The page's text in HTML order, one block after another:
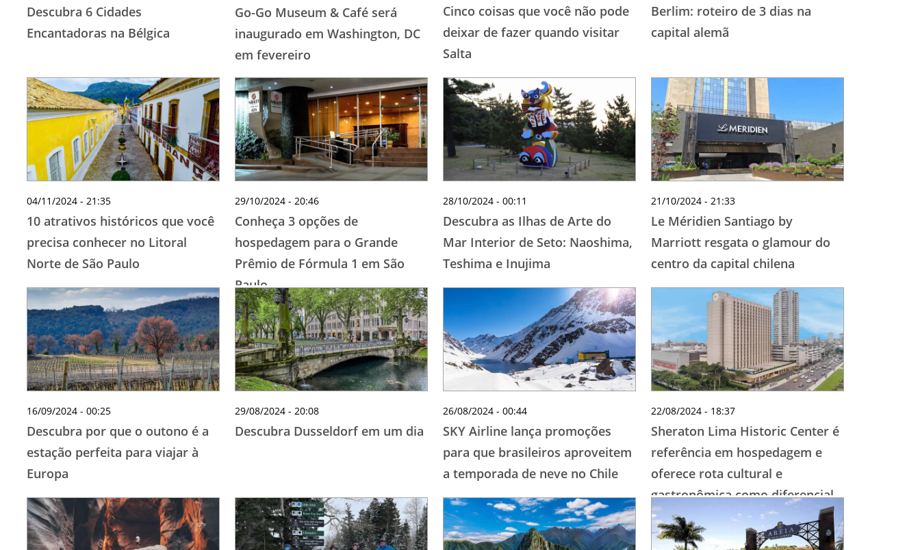
Descubra 6 Cidades
Encantadoras na Bélgica
Go-Go Museum & Café será
inaugurado em Washington, DC
em fevereiro
Cinco coisas que você não pode
deixar de fazer quando visitar
Salta
Berlim: roteiro de 3 dias na
capital alemã
04/11/2024 - 21:35
10 atrativos históricos que você
precisa conhecer no Litoral
Norte de São Paulo
29/10/2024 - 20:46
Conheça 3 opções de
hospedagem para o Grande
Prêmio de Fórmula 1 em São
Paulo
28/10/2024 - 00:11
Descubra as Ilhas de Arte do
Mar Interior de Seto: Naoshima,
Teshima e Inujima
21/10/2024 - 21:33
Le Méridien Santiago by
Marriott resgata o glamour do
centro da capital chilena
16/09/2024 - 00:25
Descubra por que o outono é a
estação perfeita para viajar à
Europa
29/08/2024 - 20:08
Descubra Dusseldorf em um dia
26/08/2024 - 00:44
SKY Airline lança promoções
para que brasileiros aproveitem
a temporada de neve no Chile
22/08/2024 - 18:37
Sheraton Lima Historic Center é
referência em hospedagem e
oferece rota cultural e
gastronômica como diferencial